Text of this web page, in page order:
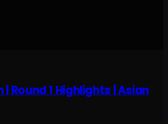
| Round 1 Highlights | Asian